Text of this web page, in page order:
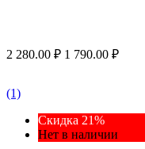
2 280.00 ₽ 1 790.00 ₽
(1)
Скидка 21%
Нет в наличии